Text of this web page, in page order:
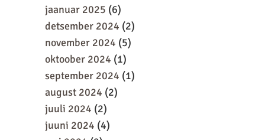
jaanuar 2025 (6)
detsember 2024 (2)
november 2024 (5)
oktoober 2024 (1)
september 2024 (1)
august 2024 (2)
juuli 2024 (2)
juuni 2024 (4)